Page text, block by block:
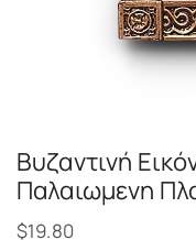
Βυζαντινή
Παλαιωμενη
$19.80